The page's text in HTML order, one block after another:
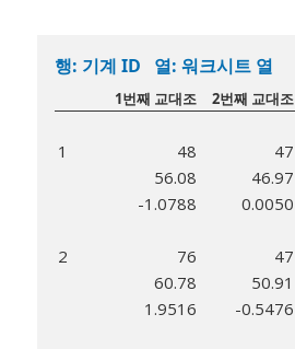
행: 기계 ID 열: 워크시트 열
1번째 교대조 2번째 교대조
1 48 47
56.08
46.97
-1.0788
0.0050
2 76 47
60.78
50.91
1.9516
-0.5476